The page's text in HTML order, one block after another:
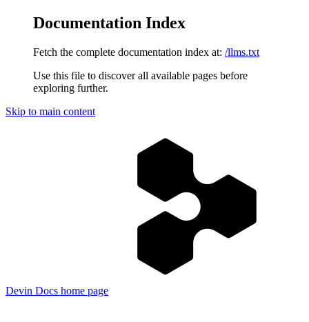
Documentation Index
Fetch the complete documentation index at: /llms.txt
Use this file to discover all available pages before
exploring further.
Skip to main content
Devin Docs home page